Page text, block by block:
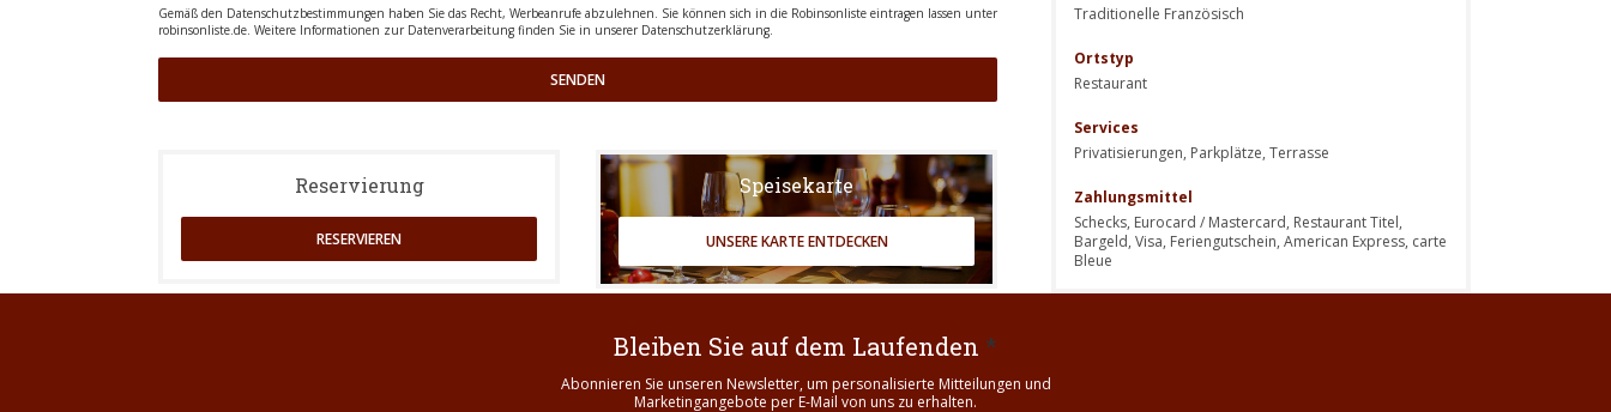
Gemäß den Datenschutzbestimmungen haben Sie das Recht, Werbeanrufe abzulehnen. Sie können sich in die Robinsonliste eintragen lassen unter
robinsonliste.de. Weitere Informationen zur Datenverarbeitung finden Sie in unserer Datenschutzerklärung.
Reservierung
RESERVIEREN
Speisekarte
UNSERE KARTE ENTDECKEN
Traditionelle Französisch
Ortstyp
Restaurant
Services
Privatisierungen, Parkplätze, Terrasse
Zahlungsmittel
Schecks, Eurocard / Mastercard, Restaurant Titel,
Bargeld, Visa, Feriengutschein, American Express, carte
Bleue
Bleiben Sie auf dem Laufenden *
Abonnieren Sie unseren Newsletter, um personalisierte Mitteilungen und
Marketingangebote per E-Mail von uns zu erhalten.